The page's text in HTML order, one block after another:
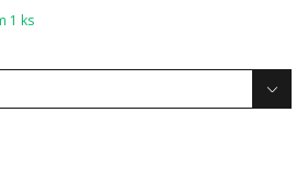
1 ks